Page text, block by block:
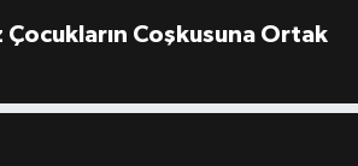
Çocukların Coşkusuna Ortak